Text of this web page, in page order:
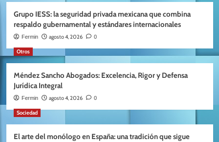
Grupo IESS: la seguridad privada mexicana que combina
respaldo gubernamental y estándares internacionales
Fermin agosto 4, 2026 0
Otros
Méndez Sancho Abogados: Excelencia, Rigor y Defensa
Jurídica Integral
Fermin agosto 4, 2026 0
Sociedad
El arte del monólogo en España: una tradición que sigue